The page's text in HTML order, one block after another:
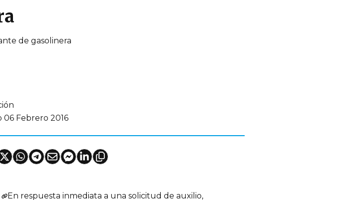
06 Febrero 2016
En respuesta inmediata a una solicitud de auxilio,